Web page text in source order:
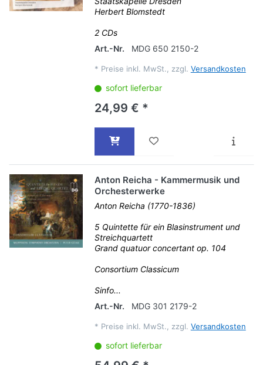
Herbert Blomstedt
2 CDs
Art.-Nr.
MDG 650 2150-2
* Preise inkl. MwSt., zzgl. Versandkosten
sofort lieferbar
24,99 € *
Anton Reicha - Kammermusik und
Orchesterwerke
Anton Reicha (1770-1836)
5 Quintette für ein Blasinstrument und
Streichquartett
Grand quatuor concertant op. 104
Consortium Classicum
Sinfo...
Art.-Nr.
MDG 301 2179-2
* Preise inkl. MwSt., zzgl. Versandkosten
sofort lieferbar